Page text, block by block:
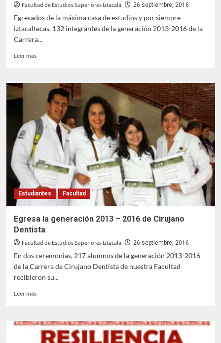
Facultad de Estudios Superiores Iztacala 26 septiembre, 2016
Egresados de la máxima casa de estudios y por siempre
iztacaltecas, 132 integrantes de la generación 2013-2016 de la
Carrera...
Leer másLeer
Egresan
estudiantes
generación
2013
de
Biología
Estudiantes Facultad
Egresa la generación 2013 – 2016 de Cirujano
Dentista
Facultad de Estudios Superiores Iztacala 26 septiembre, 2016
En dos ceremonias, 217 alumnos de la generación 2013-2016
de la Carrera de Cirujano Dentista de nuestra Facultad
recibieron su...
Leer másLeer
Egresa
generación